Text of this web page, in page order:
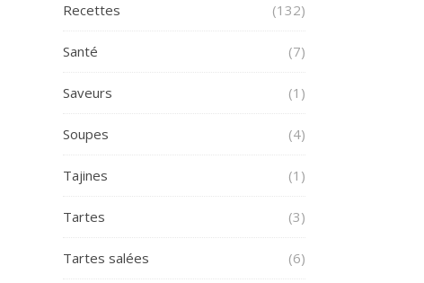
Recettes (132)
Santé (7)
Saveurs (1)
Soupes (4)
Tajines (1)
Tartes (3)
Tartes salées (6)